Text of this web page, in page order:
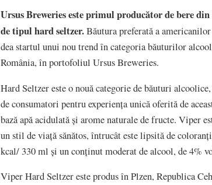
Ursus Breweries este primul producător de bere
de tipul hard seltzer.Băutura preferată a
dea startul unui nou trend în categoria băuturilor
România, în portofoliul Ursus Breweries.
Hard Seltzer este o nouă categorie de băuturi
de consumatori pentru experiența unică oferită de
bază apă acidulată și arome naturale de fructe. Viper
un stil de viață sănătos, întrucât este lipsită de
kcal/ 330 ml și un conținut moderat de alcool, de 4%
Viper Hard Seltzer este produs în Plzen, Republica